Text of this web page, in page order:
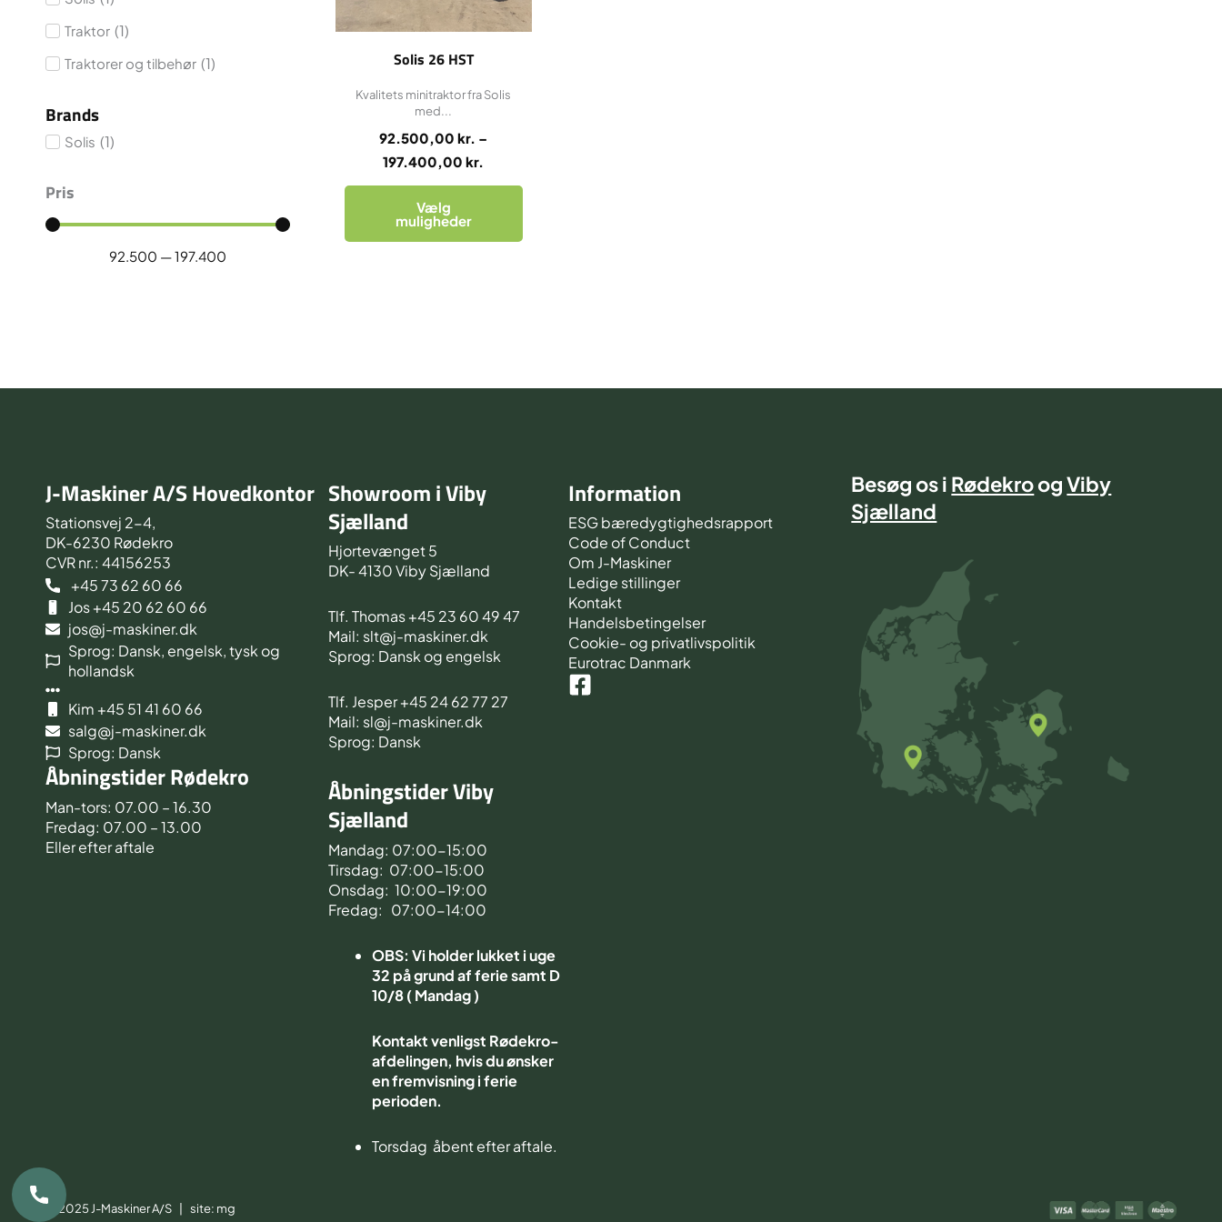
Traktor (1)
Traktorer og tilbehør (1)
Brands
Solis (1)
Pris
92.500 —197.400
Solis 26 HST
92.500,00kr. –
197.400,00kr.
Kvalitets minitraktor fra Solis
med...
Vælg
muligheder
på
varesiden
J-Maskiner A/S Hovedkontor
Stationsvej 2-4,
DK-6230 Rødekro
CVR nr.: 44156253
+45 73 62 60 66
Jos +45 20 62 60 66
jos@j-maskiner.dk
Sprog: Dansk, engelsk, tysk og
hollandsk
Kim +45 51 41 60 66
salg@j-maskiner.dk
Sprog: Dansk
Åbningstider Rødekro
Man-tors: 07.00 – 16.30
Fredag: 07.00 – 13.00
Eller efter aftale
Showroom i Viby
Sjælland
Hjortevænget 5
DK- 4130 Viby Sjælland
Tlf. Thomas +45 23 60 49 47
Mail: slt@j-maskiner.dk
Sprog: Dansk og engelsk
Tlf. Jesper +45 24 62 77 27
Mail: sl@j-maskiner.dk
Sprog: Dansk
Åbningstider Viby
Sjælland
Mandag: 07:00-15:00
Tirsdag: 07:00-15:00
Onsdag: 10:00-19:00
Fredag: 07:00-14:00
OBS: Vi holder lukket i uge
32 på grund af ferie samt D
10/8 ( Mandag )
Kontakt venligst Rødekro-
afdelingen, hvis du ønsker
en fremvisning i ferie
perioden.
Torsdag åbent efter aftale.
Information
ESG bæredygtighedsrapport
Code of Conduct
Om J-Maskiner
Ledige stillinger
Kontakt
Handelsbetingelser
Cookie- og privatlivspolitik
Eurotrac Danmark
Besøg os i RødekroogViby
Sjælland
© 2025 J-Maskiner A/S | site: mg